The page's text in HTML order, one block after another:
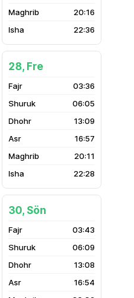
20:16
22:36
28, Fre
03:36
06:05
13:09
16:57
20:11
22:28
30, Sön
03:43
06:09
13:08
16:54